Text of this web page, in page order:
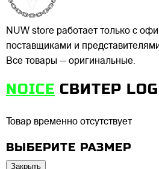
NUW store работает только с
поставщиками и
Все товары — оригинальные.
NOICE СВИТЕР
Товар временно отсутствует
ВЫБЕРИТЕ РАЗМЕР
Закрыть